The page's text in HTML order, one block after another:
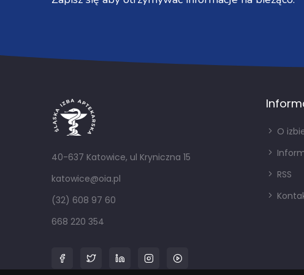
40-637 Katowice, ul Kryniczna 15
katowice@oia.pl
(32) 608 97 60
668 220 354
O
RSS